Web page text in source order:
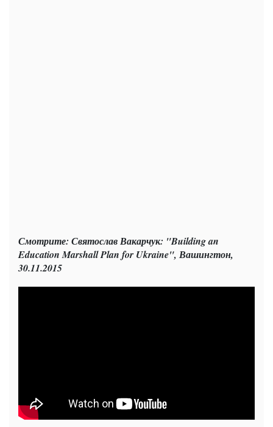
Смотрите: Святослав Вакарчук: "Building an
Education Marshall Plan for Ukraine", Вашингтон,
30.11.2015